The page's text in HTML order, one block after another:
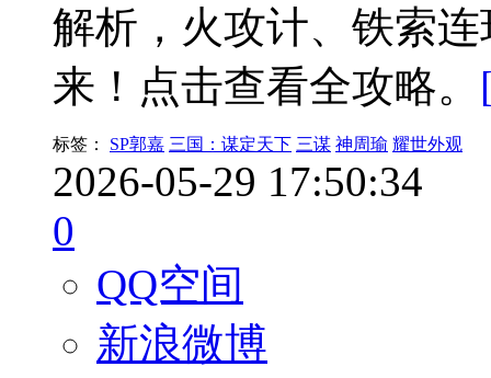
解析，火攻计、铁索
来！点击查看全攻略。
标签： SP郭嘉 三国：谋定天下 三谋 神周瑜 耀世外观
2026-05-29 17:50:34
0
QQ空间
新浪微博